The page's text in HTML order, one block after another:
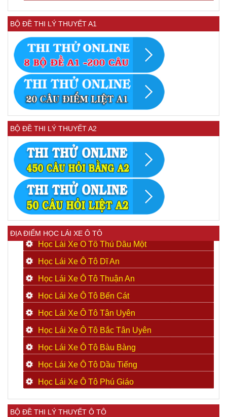
BỘ ĐỀ THI LÝ THUYẾT A1
BỘ ĐỀ THI LÝ THUYẾT A2
ĐỊA ĐIỂM HỌC LÁI XE Ô TÔ
Học Lái Xe Ô Tô Thủ Dầu Một
Học Lái Xe Ô Tô Dĩ An
Học Lái Xe Ô Tô Thuận An
Học Lái Xe Ô Tô Bến Cát
Học Lái Xe Ô Tô Tân Uyên
Học Lái Xe Ô Tô Bắc Tân Uyên
Học Lái Xe Ô Tô Bàu Bàng
Học Lái Xe Ô Tô Dầu Tiếng
Học Lái Xe Ô Tô Phú Giáo
BỘ ĐỀ THI LÝ THUYẾT Ô TÔ